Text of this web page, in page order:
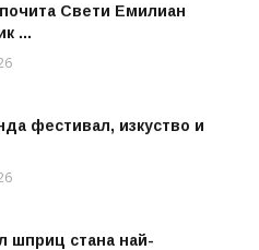
Свeти Емилиан
...
фестивал, изкуство и
шприц стана най-